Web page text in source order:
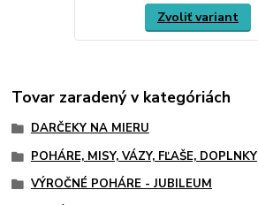
Zvoliť variant
Tovar zaradený v kategóriách
DARČEKY NA MIERU
POHÁRE, MISY, VÁZY, FĽAŠE, DOPLNKY
VÝROČNÉ POHÁRE - JUBILEUM